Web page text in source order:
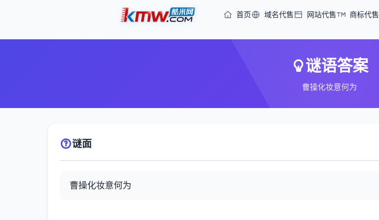
首页 域名代售 网站代售 商标代售
谜语答案
曹操化妆意何为
谜面
曹操化妆意何为